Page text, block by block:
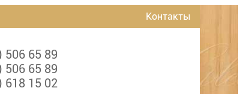
Контакты
506 65 89
506 65 89
618 15 02